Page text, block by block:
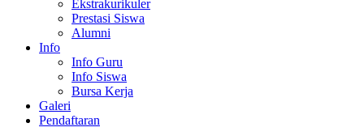
Ekstrakurikuler
Prestasi Siswa
Alumni
Info
Info Guru
Info Siswa
Bursa Kerja
Galeri
Pendaftaran